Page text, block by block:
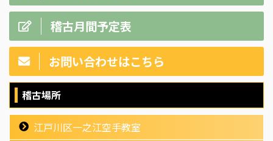
稽古月間予定表
お問い合わせはこちら
稽古場所
江戸川区一之江空手教室